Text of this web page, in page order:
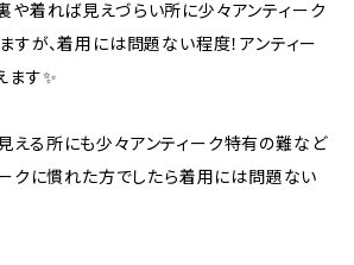
や着れば見えづらい所に少々アンティーク
すが、着用には問題ない程度！アンティー
ます✨
える所にも少々アンティーク特有の難など
ークに慣れた方でしたら着用には問題ない